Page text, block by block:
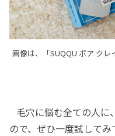
画像は、「SUQQU ポア ク
毛穴に悩む全ての人に
ので、ぜひ一度試してみ